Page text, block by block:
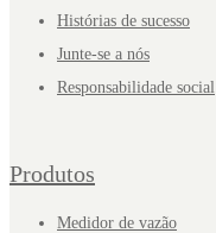
Histórias de sucesso
Junte-se a nós
Responsabilidade social
Produtos
Medidor de vazão